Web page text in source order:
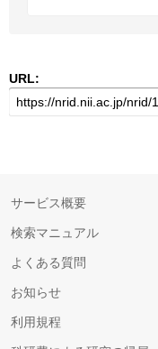
URL:
サービス概要
検索マニュアル
よくある質問
お知らせ
利用規程